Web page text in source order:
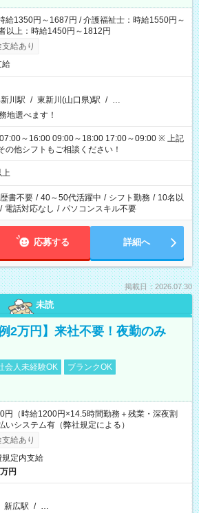
給1350円～1687円 / 介護福祉士：時給1550円～
以上：時給1450円～1812円
給あり
給
川駅 / 東新川(山口県)駅 / …
選べます！
～16:00 09:00～18:00 17:00～09:00 ※ 上記
の他シフトもご相談ください！
上
書不要 / 40～50代活躍中 / シフト勤務 / 10名以
/ 電話対応なし / パソコンスキル不要
応募する 詳細へ
掲載日：2026.07.30
未読
2万円】来社不要！夜勤のみ
会人未経験OK
ブランクOK
円（時給1200円×14.5時間勤務＋残業・深夜割
いシステム有（弊社規定による）
給あり
規定内支給
円
新広駅 / …